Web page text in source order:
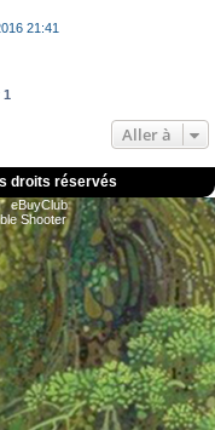
21:41
1
Aller à
droits réservés
eBuyClub
Shooter